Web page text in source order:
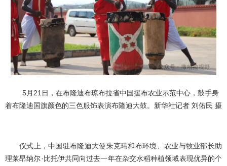
5月21日，在布隆迪布琼布拉省中国援布农业示范中心，鼓手身
着布隆迪国旗颜色的三色服饰表演布隆迪大鼓。新华社记者 刘佑民 摄
仪式上，中国驻布隆迪大使朱克玮和布环境、农业与牧业部长助
理莱昂纳尔·比托伊共同向过去一年在杂交水稻种植领域表现优异的个